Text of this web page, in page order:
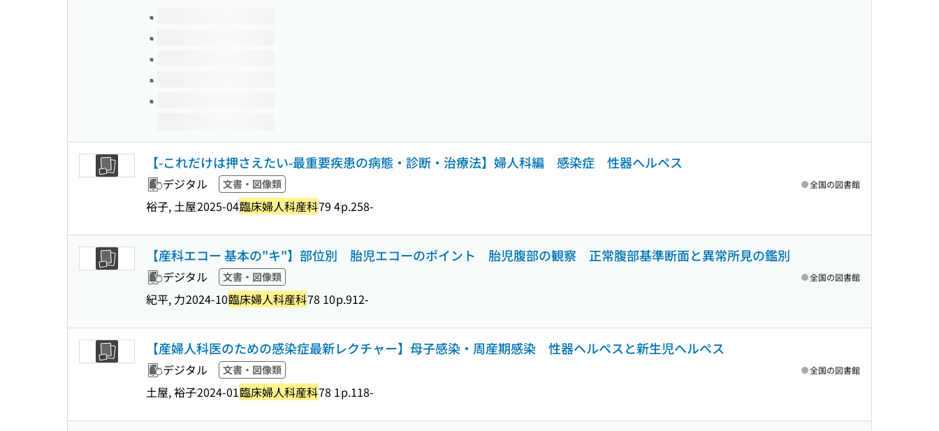
このタイトルの巻号
【-これだけは押さえたい-最重要疾患の病態・診断・治療法】婦人科編 感染症 性器ヘルペス
デジタル 文書・図像類
裕子, 土屋2025-04臨床婦人科産科79 4p.258-
全国の図書館
【産科エコー 基本の"キ"】部位別 胎児エコーのポイント 胎児腹部の観察 正常腹部基準断面と異常所見の鑑別
デジタル 文書・図像類
紀平, 力2024-10臨床婦人科産科78 10p.912-
全国の図書館
【産婦人科医のための感染症最新レクチャー】母子感染・周産期感染 性器ヘルペスと新生児ヘルペス
デジタル 文書・図像類
土屋, 裕子2024-01臨床婦人科産科78 1p.118-
全国の図書館